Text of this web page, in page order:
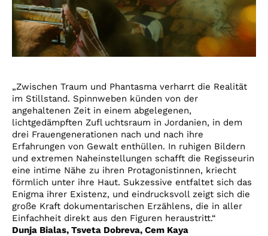
„Zwischen Traum und Phantasma verharrt die Realität
im Stillstand. Spinnweben künden von der
angehaltenen Zeit in einem abgelegenen,
lichtgedämpften Zufl uchtsraum in Jordanien, in dem
drei Frauengenerationen nach und nach ihre
Erfahrungen von Gewalt enthüllen. In ruhigen Bildern
und extremen Naheinstellungen schafft die Regisseurin
eine intime Nähe zu ihren Protagonistinnen, kriecht
förmlich unter ihre Haut. Sukzessive entfaltet sich das
Enigma ihrer Existenz, und eindrucksvoll zeigt sich die
große Kraft dokumentarischen Erzählens, die in aller
Einfachheit direkt aus den Figuren heraustritt.“
Dunja Bialas, Tsveta Dobreva, Cem Kaya